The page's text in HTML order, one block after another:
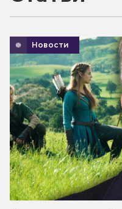
Новости